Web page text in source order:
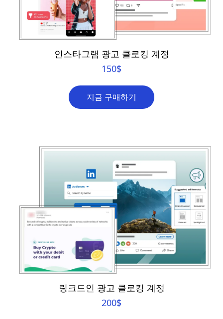
인스타그램 광고 클로킹 계정
150$
지금 구매하기
링크드인 광고 클로킹 계정
200$